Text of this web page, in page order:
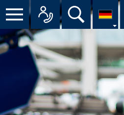
Suche